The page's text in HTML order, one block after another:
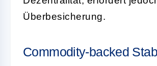
Überbesicherung.
Commodity-backed